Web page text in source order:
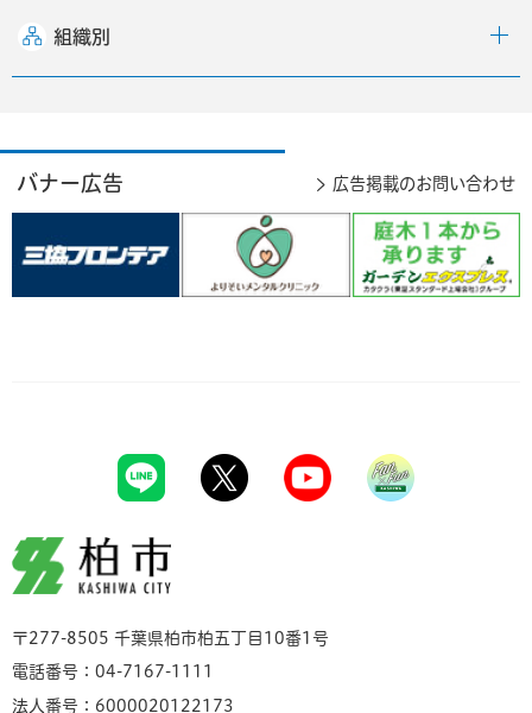
組織別
バナー広告 広告掲載のお問い合わせ
柏市
〒277-8505 千葉県柏市柏五丁目10番1号
電話番号：04-7167-1111
法人番号：6000020122173